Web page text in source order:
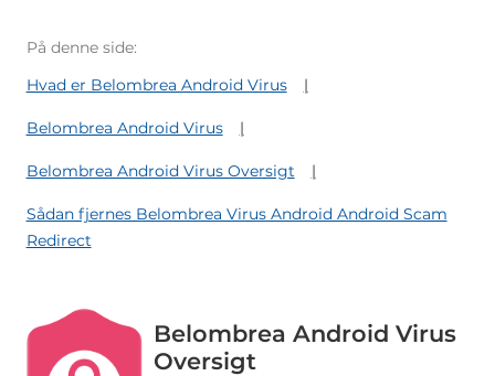
På denne side:
Hvad er Belombrea Android Virus
Belombrea Android Virus
Belombrea Android Virus Oversigt
Sådan fjernes Belombrea Virus Android Android Scam
Redirect
Belombrea Android Virus
Oversigt